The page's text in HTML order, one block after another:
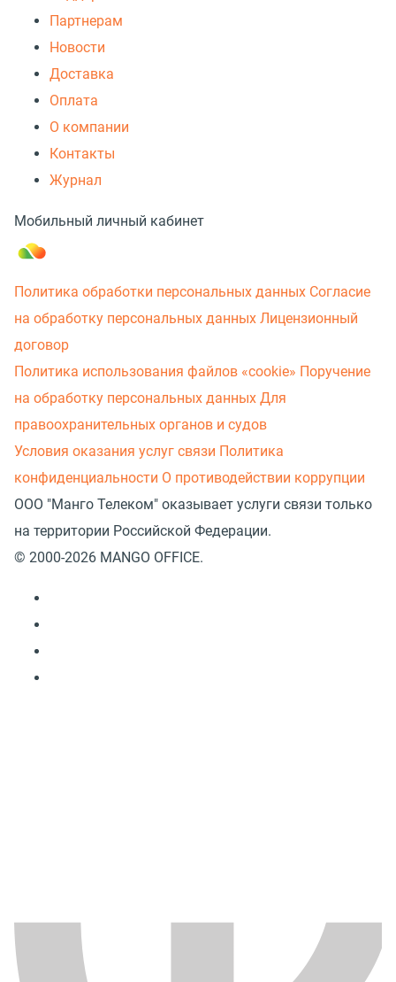
Партнерам
Новости
Доставка
Оплата
О компании
Контакты
Журнал
Мобильный личный кабинет
Политика обработки персональных данных Согласие
на обработку персональных данных Лицензионный
договор
Политика использования файлов «cookie» Поручение
на обработку персональных данных Для
правоохранительных органов и судов
Условия оказания услуг связи Политика
конфиденциальности О противодействии коррупции
ООО "Манго Телеком" оказывает услуги связи только
на территории Российской Федерации.
© 2000-2026 MANGO OFFICE.